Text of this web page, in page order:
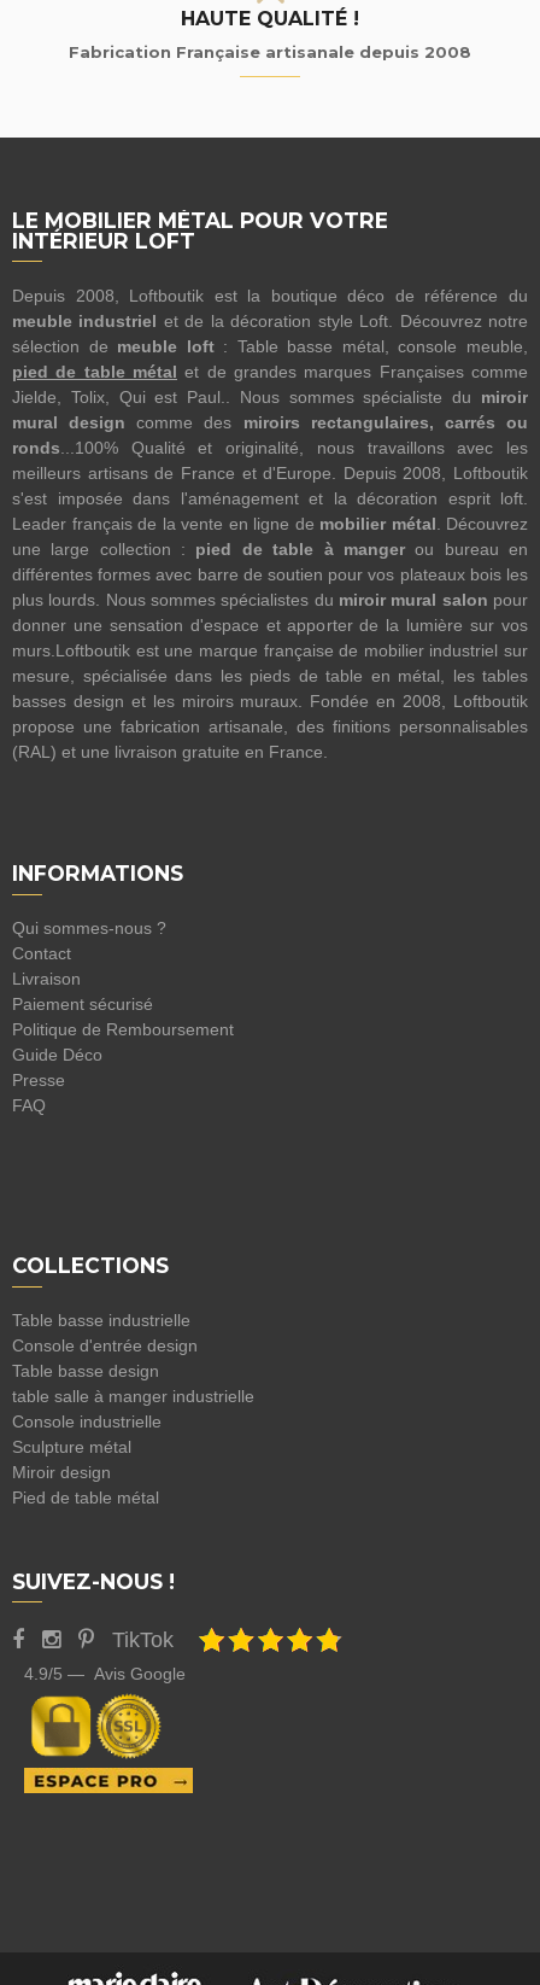
HAUTE QUALITÉ !
Fabrication Française artisanale depuis 2008
LE MOBILIER MÉTAL POUR VOTRE
INTÉRIEUR LOFT
Depuis 2008, Loftboutik est la boutique déco de référence du
meuble industriel et de la décoration style Loft. Découvrez notre
sélection de meuble loft: Table basse métal, console meuble,
pied de table métal et de grandes marques Françaises comme
Jielde, Tolix, Qui est Paul.. Nous sommes spécialiste du miroir
mural design comme des miroirs rectangulaires, carrés ou
ronds ...100% Qualité et originalité, nous travaillons avec les
meilleurs artisans de France et d'Europe. Depuis 2008, Loftboutik
s'est imposée dans l'aménagement et la décoration esprit loft.
Leader français de la vente en ligne de mobilier métal . Découvrez
une large collection : pied de table à mangerou bureau en
différentes formes avec barre de soutien pour vos plateaux bois les
plus lourds. Nous sommes spécialistes du miroir mural salon pour
donner une sensation d'espace et apporter de la lumière sur vos
murs.Loftboutik est une marque française de mobilier industriel sur
mesure, spécialisée dans les pieds de table en métal, les tables
basses design et les miroirs muraux. Fondée en 2008, Loftboutik
propose une fabrication artisanale, des finitions personnalisables
(RAL) et une livraison gratuite en France.
INFORMATIONS
Qui sommes-nous ?
Contact
Livraison
Paiement sécurisé
Politique de Remboursement
Guide Déco
Presse
FAQ
COLLECTIONS
Table basse industrielle
Console d'entrée design
Table basse design
table salle à manger industrielle
Console industrielle
Sculpture métal
Miroir design
Pied de table métal
SUIVEZ-NOUS !
TikTok
4.9/5 — Avis Google